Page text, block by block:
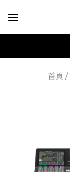
首頁 /